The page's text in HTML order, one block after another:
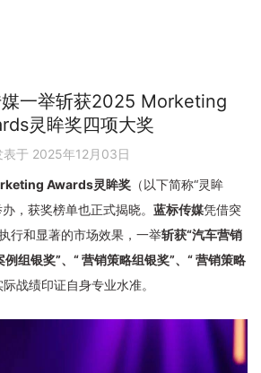
销
营销
方案
亿帆出海
一举斩获2025 Morketing
灵眸奖四项大奖
表于 2025年12月03日
Awards灵眸奖 （以下简称“灵眸
，获奖榜单也正式揭晓。 蓝标传媒凭借突
行和显著的市场效果，一举斩获“汽车营销
组银奖”、“ 营销策略组银奖”、“ 营销策略
际战绩印证自身专业水准。